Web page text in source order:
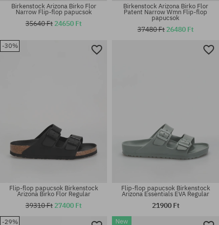
Elérhető méretek:
41; 44; 45
Elérhető méretek:
Birkenstock Arizona Birko Flor
Narrow Flip-flop papucsok
35640 Ft 24650 Ft
Elérhető méretek:
Birkenstock Arizona Birko Flor
Patent Narrow Wmn Flip-flop
papucsok
37480 Ft 26480 Ft
-30%
Flip-flop papucsok Birkenstock
Arizona Birko Flor Regular
39310 Ft 27400 Ft
Flip-flop papucsok Birkenstock
Arizona Essentials EVA Regular
21900 Ft
-29%
New